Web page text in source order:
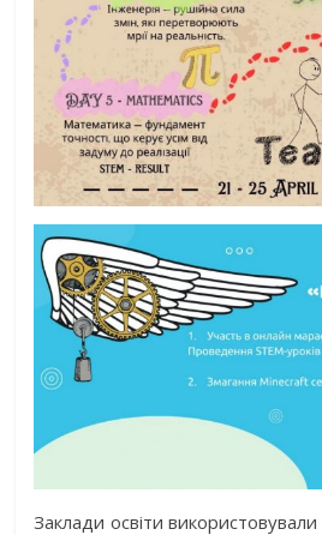
Заклади освіти